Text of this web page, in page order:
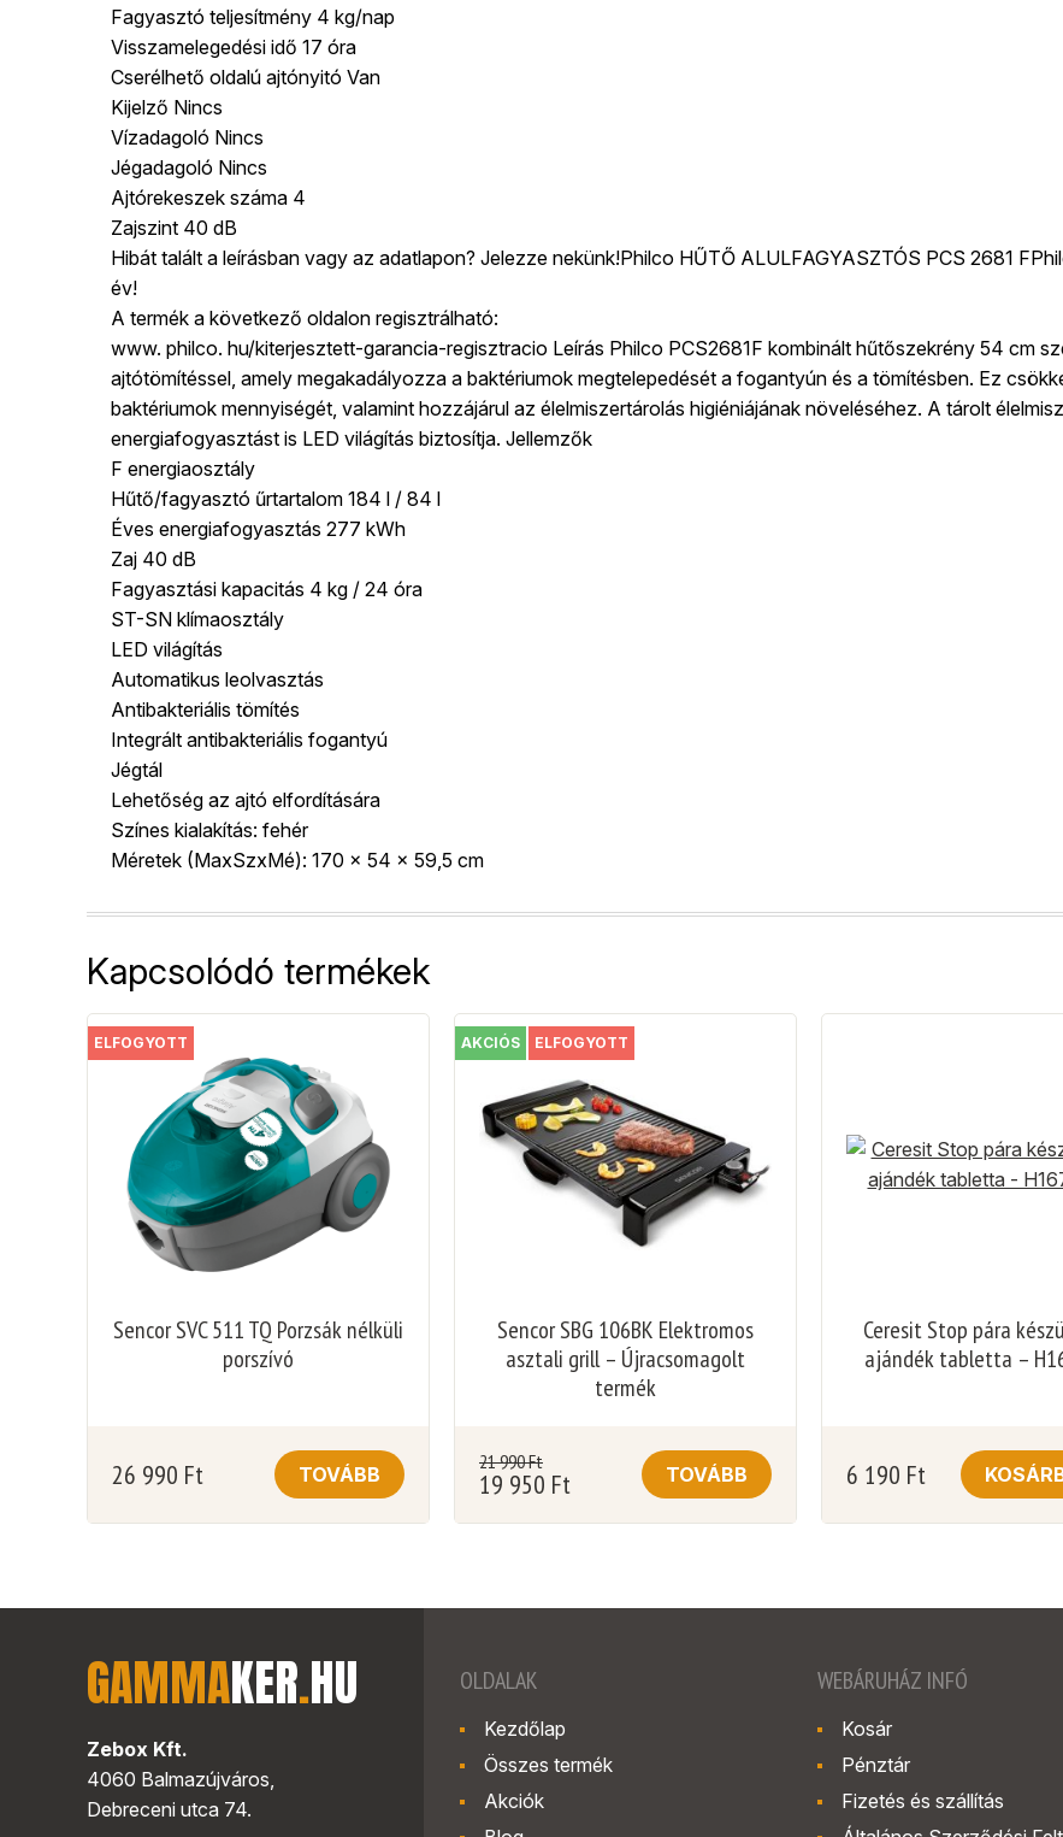
Fagyasztó teljesítmény 4 kg/nap
Visszamelegedési idő 17 óra
Cserélhető oldalú ajtónyitó Van
Kijelző Nincs
Vízadagoló Nincs
Jégadagoló Nincs
Ajtórekeszek száma 4
Zajszint 40 dB
Hibát talált a leírásban vagy az adatlapon? Jelezze nekünk!Philco HŰTŐ ALULFAGYASZTÓS PCS 2681
év!
A termék a következő oldalon regisztrálható:
www. philco. hu/kiterjesztett-garancia-regisztracio Leírás Philco PCS2681F kombinált hűtőszekrény 54 cm
ajtótömítéssel, amely megakadályozza a baktériumok megtelepedését a fogantyún és a tömítésben. Ez
baktériumok mennyiségét, valamint hozzájárul az élelmiszertárolás higiéniájának növeléséhez. A tárolt
energiafogyasztást is LED világítás biztosítja. Jellemzők
F energiaosztály
Hűtő/fagyasztó űrtartalom 184 l / 84 l
Éves energiafogyasztás 277 kWh
Zaj 40 dB
Fagyasztási kapacitás 4 kg / 24 óra
ST-SN klímaosztály
LED világítás
Automatikus leolvasztás
Antibakteriális tömítés
Integrált antibakteriális fogantyú
Jégtál
Lehetőség az ajtó elfordítására
Színes kialakítás: fehér
Méretek (MaxSzxMé): 170 x 54 x 59,5 cm
Kapcsolódó termékek
ELFOGYOTT
Sencor SVC 511 TQ Porzsák nélküli
porszívó
26 990 Ft TOVÁBB
AKCIÓS ELFOGYOTT
Sencor SBG 106BK Elektromos
asztali grill – Újracsomagolt
termék
21 990Ft
19 950 Ft TOVÁBB
Ceresit Stop pára
ajándék tabletta –
6 190 Ft
GAMMAKER.HU
Zebox Kft.
4060 Balmazújváros,
Debreceni utca 74.
OLDALAK
Kezdőlap
Összes termék
Akciók
WEBÁRUHÁZ INFÓ
Kosár
Pénztár
Fizetés és szállítás